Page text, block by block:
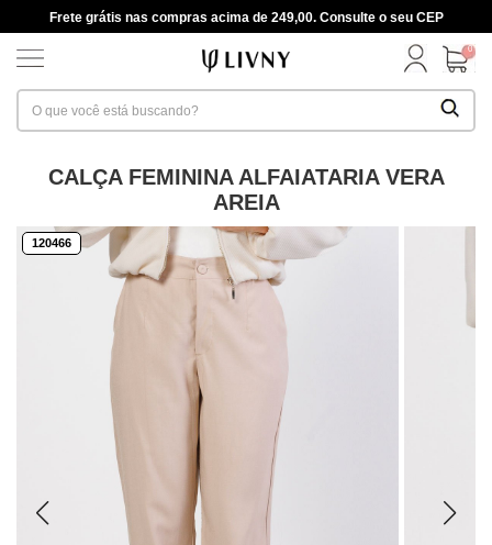
Frete grátis nas compras acima de 249,00. Consulte o seu CEP
0
CALÇA FEMININA ALFAIATARIA VERA
AREIA
120466